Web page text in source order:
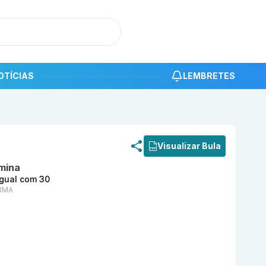
LEMBRETES
Visualizar Bula
com 30